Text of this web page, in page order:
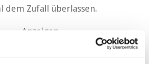
dem Zufall überlassen.
Anzeigen